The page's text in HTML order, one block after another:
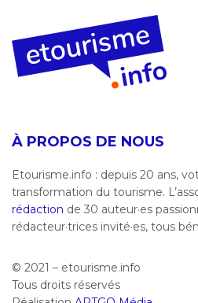
À PROPOS DE NOUS
Etourisme.info : depuis 20 ans,
transformation du tourisme.
rédaction de 30 auteur·es
rédacteur·trices invité·es, tous
© 2021 – etourisme.info
Tous droits réservés